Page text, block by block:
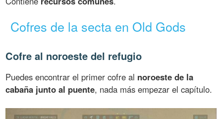
Cofres de la secta en Old Gods
Cofre al noroeste del refugio
Puedes encontrar el primer cofre al noroeste de la
cabaña junto al puente, nada más empezar el capítulo.